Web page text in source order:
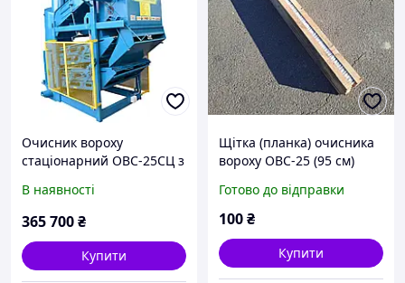
Очисник вороху
стаціонарний ОВС-25СЦ з
В наявності
365 700₴
Купити
Щітка (планка) очисника
вороху ОВС-25 (95 см)
Готово до відправки
100₴
Купити